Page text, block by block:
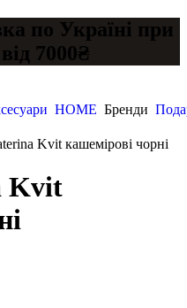
по Україні при
7000₴
HOME Бренди
Kvit кашемірові чорні
Kvit